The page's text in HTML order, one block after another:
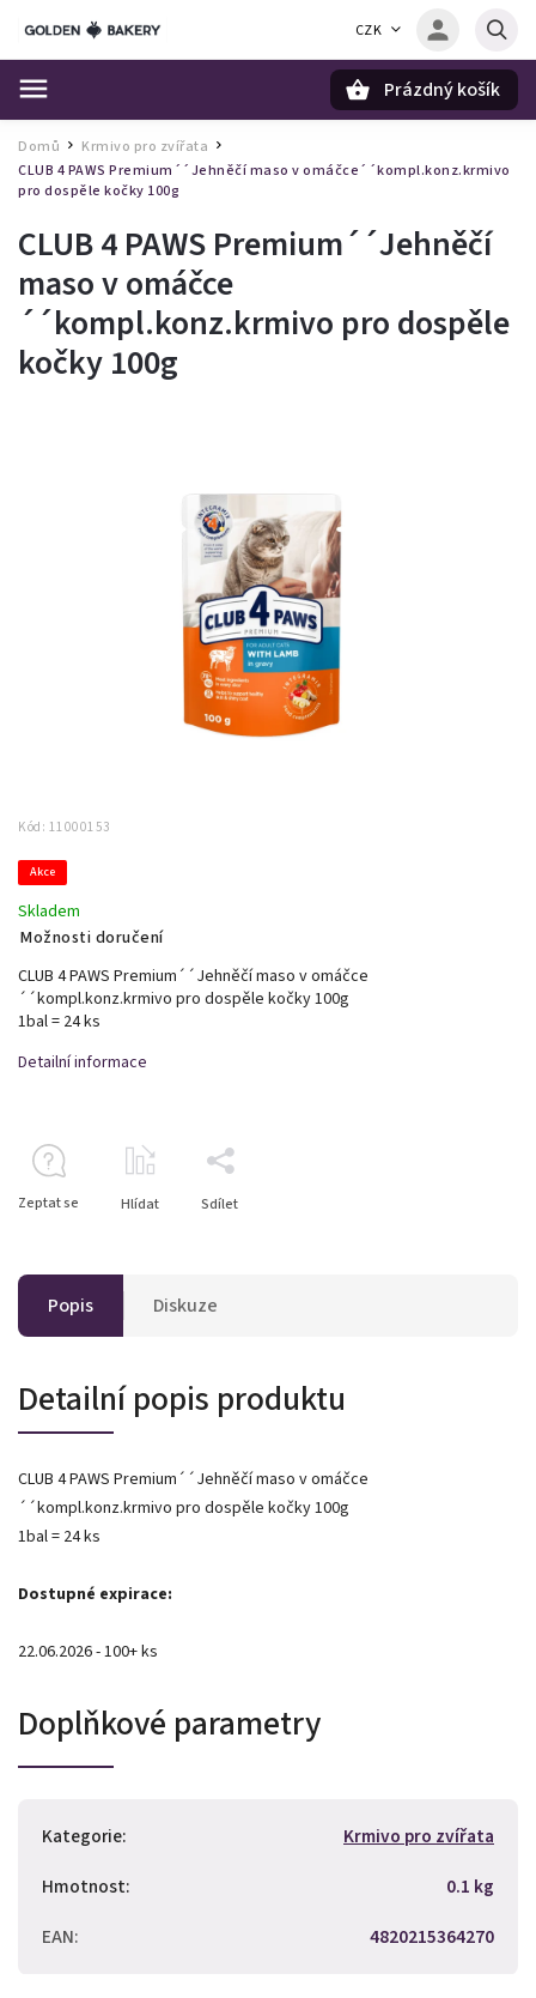
CZK
Prázdný košík
Domů / Krmivo pro zvířata /
CLUB 4 PAWS Premium´´Jehněčí maso v omáčce´´kompl.konz.krmivo
pro dospěle kočky 100g
CLUB 4 PAWS Premium´´Jehněčí
maso v omáčce
´´kompl.konz.krmivo pro dospěle
kočky 100g
Kód: 11000153
Akce
Skladem
Možnosti doručení
CLUB 4 PAWS Premium´´Jehněčí maso v omáčce
´´kompl.konz.krmivo pro dospěle kočky 100g
1bal = 24 ks
Detailní informace
Zeptat se Hlídat Sdílet
Popis Diskuze
Detailní popis produktu
CLUB 4 PAWS Premium´´Jehněčí maso v omáčce
´´kompl.konz.krmivo pro dospěle kočky 100g
1bal = 24 ks
Dostupné expirace:
22.06.2026 - 100+ ks
Doplňkové parametry
Kategorie:
Krmivo pro zvířata
Hmotnost:
0.1 kg
EAN: 4820215364270